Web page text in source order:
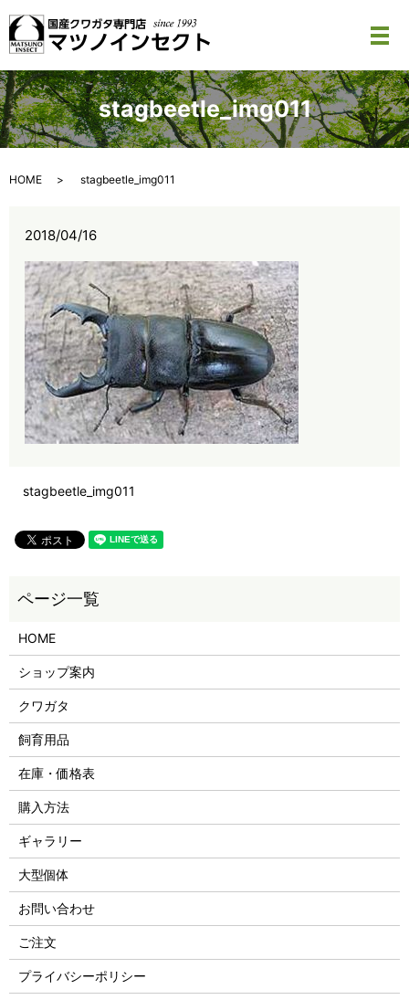
メ
stagbeetle_img011
HOME stagbeetle_img011
2018/04/16
stagbeetle_img011
HOME
ショップ案内
クワガタ
飼育用品
在庫・価格表
購入方法
ギャラリー
大型個体
お問い合わせ
ご注文
プライバシーポリシー